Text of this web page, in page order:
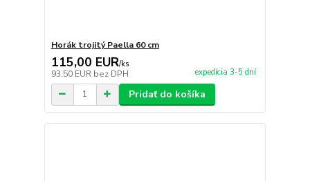
Horák trojitý Paella 60 cm
115,00 EUR/ks
93,50 EUR bez DPH expedícia 3-5 dní
Pridať do košíka